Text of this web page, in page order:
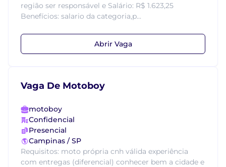
região ser responsável e Salário: R$ 1.623,25
Benefícios: salario da categoria,p...
Abrir Vaga
Vaga De Motoboy
motoboy
Confidencial
Presencial
Campinas / SP
Requisitos: moto própria cnh válida experiência
com entregas (diferencial) conhecer bem a cidade e